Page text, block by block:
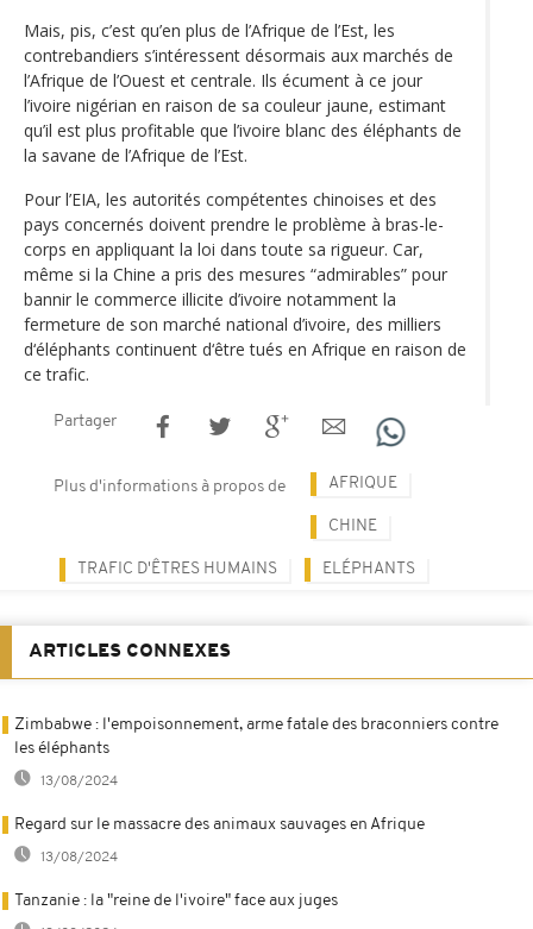
Mais, pis, c’est qu’en plus de l’Afrique de l’Est, les
contrebandiers s’intéressent désormais aux marchés de
l’Afrique de l’Ouest et centrale. Ils écument à ce jour
l’ivoire nigérian en raison de sa couleur jaune, estimant
qu’il est plus profitable que l’ivoire blanc des éléphants de
la savane de l’Afrique de l’Est.
Pour l’EIA, les autorités compétentes chinoises et des
pays concernés doivent prendre le problème à bras-le-
corps en appliquant la loi dans toute sa rigueur. Car,
même si la Chine a pris des mesures “admirables” pour
bannir le commerce illicite d’ivoire notamment la
fermeture de son marché national d’ivoire, des milliers
d‘éléphants continuent d‘être tués en Afrique en raison de
ce trafic.
Partager
Plus d'informations à propos de AFRIQUE
CHINE
TRAFIC D'ÊTRES HUMAINS ELÉPHANTS
ARTICLES CONNEXES
Zimbabwe : l'empoisonnement, arme fatale des braconniers contre
les éléphants
13/08/2024
Regard sur le massacre des animaux sauvages en Afrique
13/08/2024
Tanzanie : la "reine de l'ivoire" face aux juges